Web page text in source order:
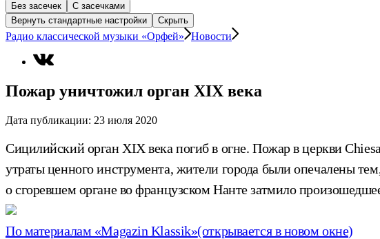
Без засечек
С засечками
Вернуть стандартные настройки
Скрыть
Радио классической музыки «Орфей» Новости
Пожар уничтожил орган XIX века
Дата публикации: 23 июля 2020
Сицилийский орган XIX века погиб в огне. Пожар в церкви
утраты ценного инструмента, жители города были опечалены
о сгоревшем органе во французском Нанте затмило
По материалам «Magazin Klassik»(открывается в новом окне)